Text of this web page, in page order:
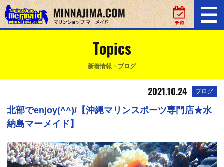
Topics
新着情報・ブログ
2021.10.24 ブログ
北部でenjoy(^^)/【沖縄マリンスポーツ専門店★水
納島マーメイド】